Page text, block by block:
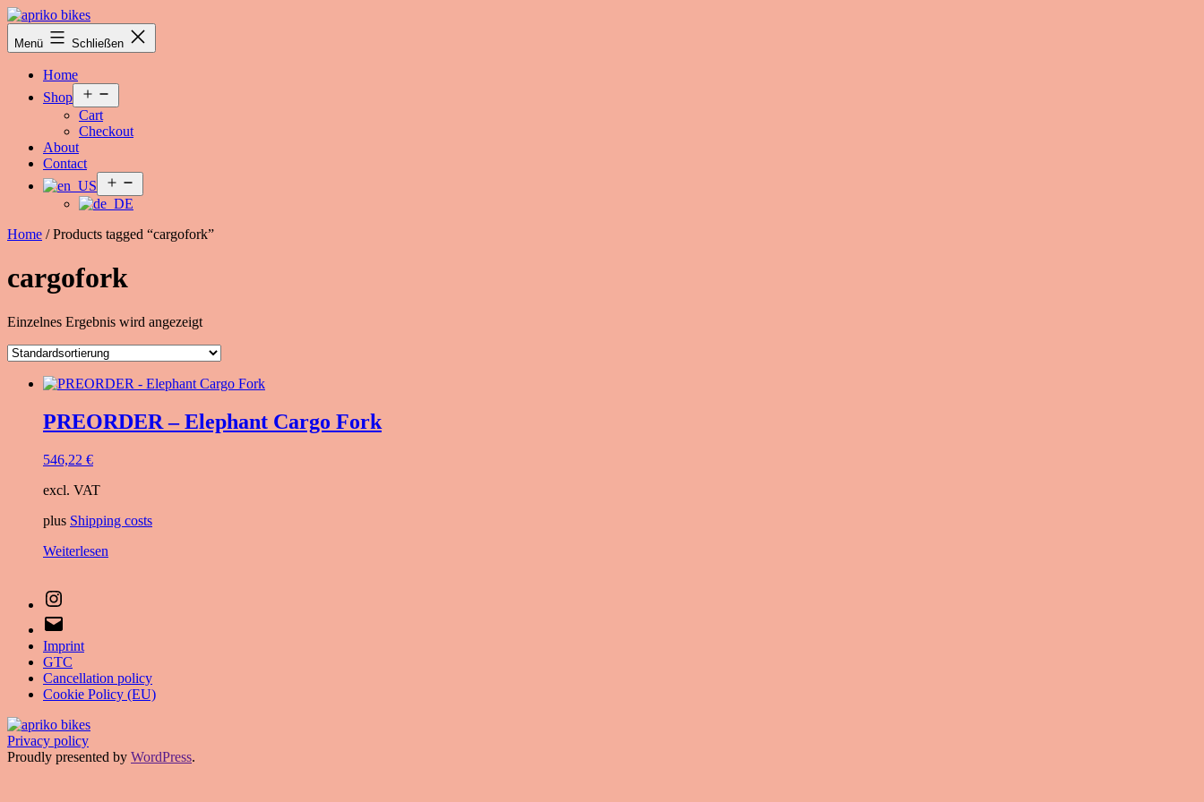
Zum
Inhalt
springen
Apriko
Bikes
Menü Schließen
Home
Shop
öffnen
Cart
Checkout
About
Contact
öffnen
Home / Products tagged “cargofork”
cargofork
Einzelnes Ergebnis wird angezeigt
PREORDER – Elephant Cargo Fork
546,22 €
excl. VAT
plus Shipping costs
Weiterlesen
Imprint
GTC
Cancellation policy
Cookie Policy (EU)
Privacy policy
Proudly presented by WordPress.